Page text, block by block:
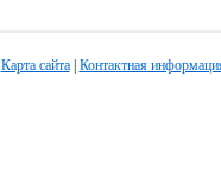
Карта сайта| Контактная